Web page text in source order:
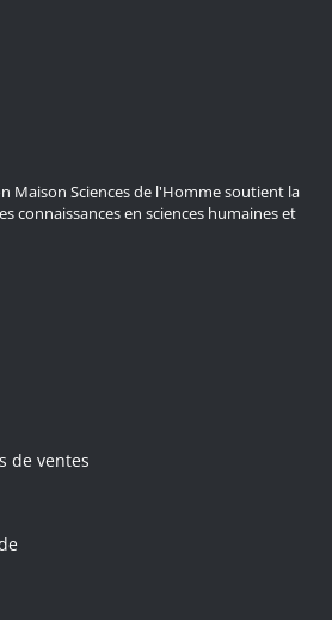
Maison Sciences de l'Homme soutient la
connaissances en sciences humaines et
de ventes